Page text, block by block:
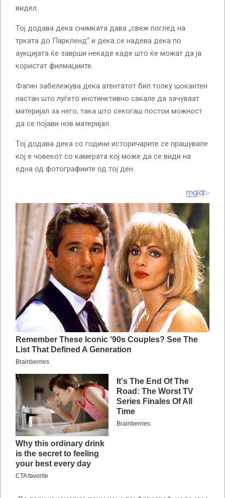
видел.
Тој додава дека снимката дава „свеж поглед на
трката до Паркленд“ и дека се надева дека по
аукцијата ќе заврши некаде каде што ќе можат да ја
користат филмаџиите.
Фагин забележува дека атентатот бил толку шокантен
настан што луѓето инстинктивно сакале да зачуваат
материјал за него, така што секогаш постои можност
да се појави нов материјал.
Тој додава дека со години историчарите се прашувале
кој е човекот со камерата кој може да се види на
една од фотографиите од тој ден.